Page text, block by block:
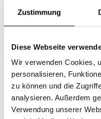
Zustimmung
Diese Webseite
Wir verwenden Cookies,
personalisieren,
zu können und die
analysieren. Außerdem
Verwendung unserer
KANN ICH EINE
BERICHTIGEN?
Eine falsche Anzeige
Angaben berichtigt